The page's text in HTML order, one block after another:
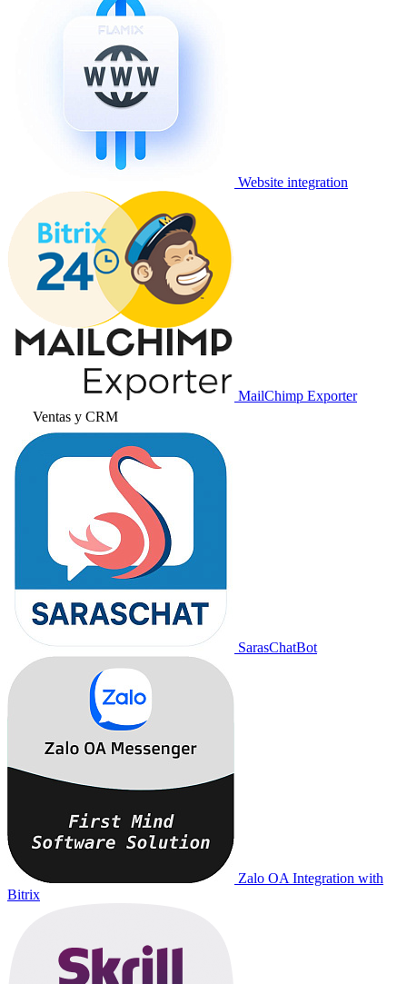
Website integration
MailChimp Exporter
Ventas y CRM
SarasChatBot
Zalo OA Integration with
Bitrix